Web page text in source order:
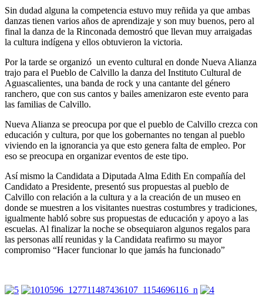
Sin dudad alguna la competencia estuvo muy reñida ya que ambas
danzas tienen varios años de aprendizaje y son muy buenos, pero al
final la danza de la Rinconada demostró que llevan muy arraigadas
la cultura indígena y ellos obtuvieron la victoria.
Por la tarde se organizó un evento cultural en donde Nueva Alianza
trajo para el Pueblo de Calvillo la danza del Instituto Cultural de
Aguascalientes, una banda de rock y una cantante del género
ranchero, que con sus cantos y bailes amenizaron este evento para
las familias de Calvillo.
Nueva Alianza se preocupa por que el pueblo de Calvillo crezca con
educación y cultura, por que los gobernantes no tengan al pueblo
viviendo en la ignorancia ya que esto genera falta de empleo. Por
eso se preocupa en organizar eventos de este tipo.
Así mismo la Candidata a Diputada Alma Edith En compañía del
Candidato a Presidente, presentó sus propuestas al pueblo de
Calvillo con relación a la cultura y a la creación de un museo en
donde se muestren a los visitantes nuestras costumbres y tradiciones,
igualmente habló sobre sus propuestas de educación y apoyo a las
escuelas. Al finalizar la noche se obsequiaron algunos regalos para
las personas allí reunidas y la Candidata reafirmo su mayor
compromiso “Hacer funcionar lo que jamás ha funcionado”